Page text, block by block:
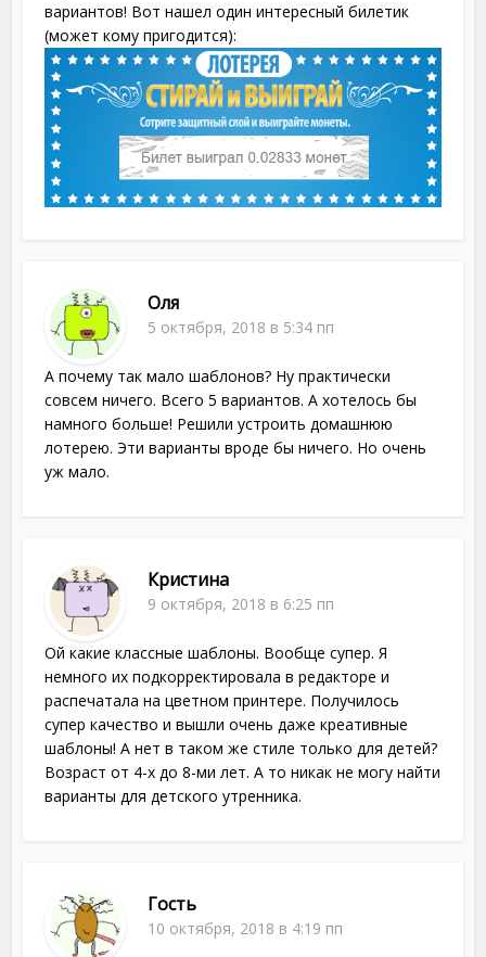
вариантов! Вот нашел один интересный билетик
(может кому пригодится):
Оля
5 октября, 2018 в 5:34 пп
А почему так мало шаблонов? Ну практически
совсем ничего. Всего 5 вариантов. А хотелось бы
намного больше! Решили устроить домашнюю
лотерею. Эти варианты вроде бы ничего. Но очень
уж мало.
Кристина
9 октября, 2018 в 6:25 пп
Ой какие классные шаблоны. Вообще супер. Я
немного их подкорректировала в редакторе и
распечатала на цветном принтере. Получилось
супер качество и вышли очень даже креативные
шаблоны! А нет в таком же стиле только для детей?
Возраст от 4-х до 8-ми лет. А то никак не могу найти
варианты для детского утренника.
Гость
10 октября, 2018 в 4:19 пп